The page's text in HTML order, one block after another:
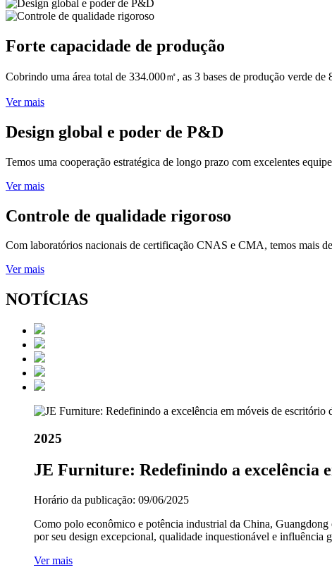
Forte capacidade de produção
Cobrindo uma área total de 334.000㎡, as 3 bases de produção verde
Ver mais
Design global e poder de P&D
Temos uma cooperação estratégica de longo prazo com excelentes
Ver mais
Controle de qualidade rigoroso
Com laboratórios nacionais de certificação CNAS e CMA, temos mais
Ver mais
NOTÍCIAS
2025
JE Furniture: Redefinindo a excelência
Horário da publicação: 09/06/2025
Como polo econômico e potência industrial da China,
por seu design excepcional, qualidade inquestionável e influência
Ver mais